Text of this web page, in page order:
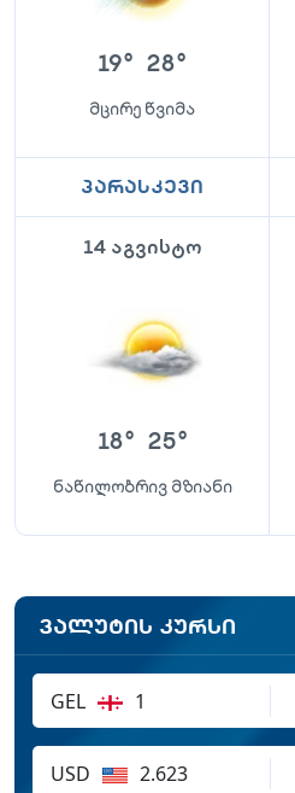
19° 28°
მცირე წვიმა
პარასკევი
14 აგვისტო
18° 25°
ნაწილობრივ მზიანი
ვალუტის კურსი
GEL 1
USD 2.623